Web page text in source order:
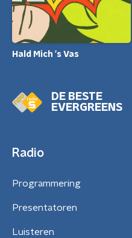
Hald Mich 's Vas
DE BESTE
EVERGREENS
Radio
Programmering
Presentatoren
Luisteren